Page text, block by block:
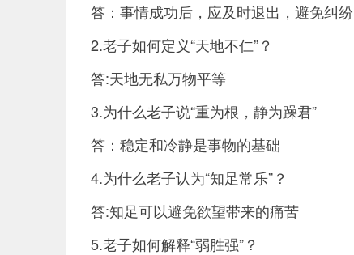
答：事情成功后，应及时退出，避免纠纷
2.老子如何定义“天地不仁”？
答:天地无私万物平等
3.为什么老子说“重为根，静为躁君”
答：稳定和冷静是事物的基础
4.为什么老子认为“知足常乐”？
答:知足可以避免欲望带来的痛苦
5.老子如何解释“弱胜强”？